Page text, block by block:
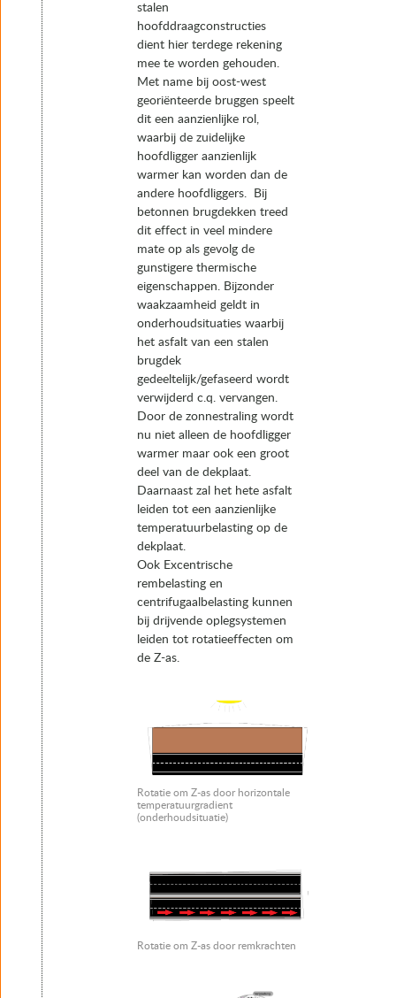
stalen
hoofddraagconstructies
dient hier terdege rekening
mee te worden gehouden.
Met name bij oost-west
georiënteerde bruggen speelt
dit een aanzienlijke rol,
waarbij de zuidelijke
hoofdligger aanzienlijk
warmer kan worden dan de
andere hoofdliggers. Bij
betonnen brugdekken treed
dit effect in veel mindere
mate op als gevolg de
gunstigere thermische
eigenschappen. Bijzonder
waakzaamheid geldt in
onderhoudsituaties waarbij
het asfalt van een stalen
brugdek
gedeeltelijk/gefaseerd wordt
verwijderd c.q. vervangen.
Door de zonnestraling wordt
nu niet alleen de hoofdligger
warmer maar ook een groot
deel van de dekplaat.
Daarnaast zal het hete asfalt
leiden tot een aanzienlijke
temperatuurbelasting op de
dekplaat.
Ook Excentrische
rembelasting en
centrifugaalbelasting kunnen
bij drijvende oplegsystemen
leiden tot rotatieeffecten om
de Z-as.
Rotatie om Z-as door horizontale
temperatuurgradient
(onderhoudsituatie)
Rotatie om Z-as door remkrachten